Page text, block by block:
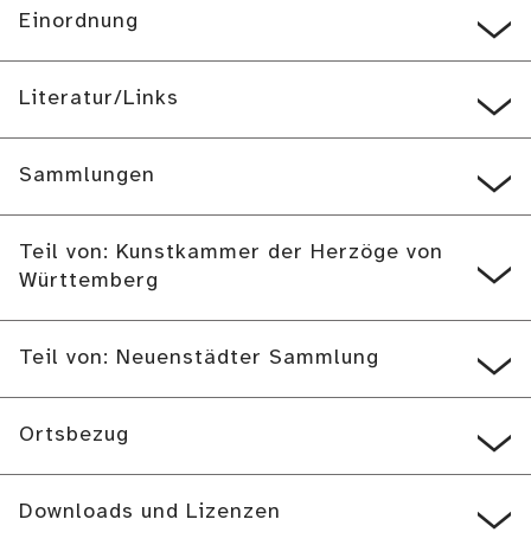
Einordnung
Literatur/Links
Sammlungen
Teil von: Kunstkammer der Herzöge von
Württemberg
Teil von: Neuenstädter Sammlung
Ortsbezug
Downloads und Lizenzen